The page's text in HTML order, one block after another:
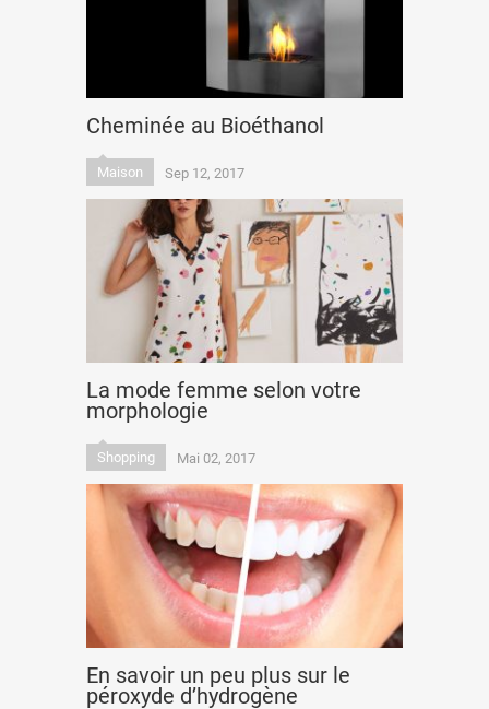
Cheminée au Bioéthanol
Maison Sep 12, 2017
La mode femme selon votre
morphologie
Shopping Mai 02, 2017
En savoir un peu plus sur le
péroxyde d’hydrogène